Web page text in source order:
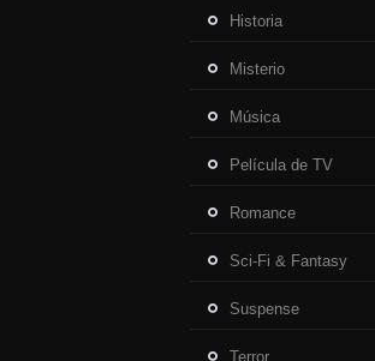
Historia
Misterio
Música
Película de TV
Romance
Sci-Fi & Fantasy
Suspense
Terror